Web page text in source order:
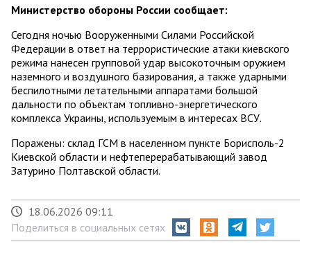
Министерство обороны России сообщает:
Сегодня ночью Вооруженными Силами Российской
Федерации в ответ на террористические атаки киевского
режима нанесен групповой удар высокоточным оружием
наземного и воздушного базирования, а также ударными
беспилотными летательными аппаратами большой
дальности по объектам топливно-энергетического
комплекса Украины, используемым в интересах ВСУ.
Поражены: склад ГСМ в населенном пункте Борисполь-2
Киевской области и нефтеперерабатывающий завод
Затурино Полтавской области.
18.06.2026 09:11
Поделиться в социальных сетях